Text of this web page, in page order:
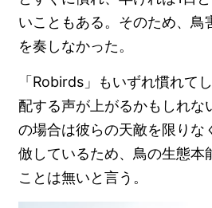
いこともある。そのため、鳥
を奏しなかった。
「Robirds」もいずれ慣れて
配する声が上がるかもしれな
の場合は彼らの天敵を限りな
倣しているため、鳥の生態本
ことは無いと言う。